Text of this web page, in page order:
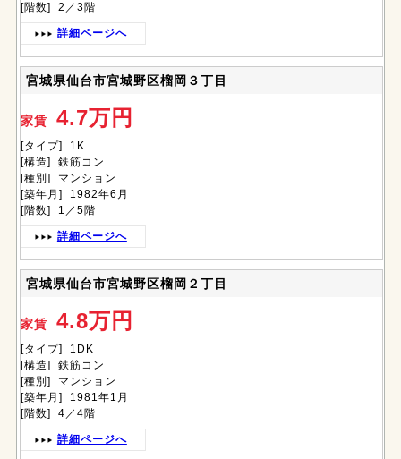
[階数] 2／3階
詳細ページへ
宮城県仙台市宮城野区榴岡３丁目
家賃 4.7万円
[タイプ] 1K
[構造] 鉄筋コン
[種別] マンション
[築年月] 1982年6月
[階数] 1／5階
詳細ページへ
宮城県仙台市宮城野区榴岡２丁目
家賃 4.8万円
[タイプ] 1DK
[構造] 鉄筋コン
[種別] マンション
[築年月] 1981年1月
[階数] 4／4階
詳細ページへ